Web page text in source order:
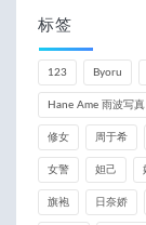
标签
123 Byoru
Hane Ame 雨波写真
修女 周于希
女警 妲己
旗袍 日奈娇